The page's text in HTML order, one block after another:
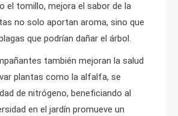
el tomillo, mejora el sabor de la
no solo aportan aroma, sino que
que podrían dañar el árbol.
también mejoran la salud
plantas como la alfalfa, se
de nitrógeno, beneficiando al
en el jardín promueve un